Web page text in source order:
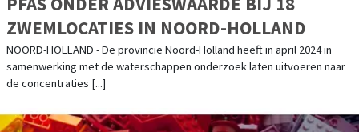
ZWEMLOCATIES IN NOORD-HOLLAND
NOORD-HOLLAND - De provincie Noord-Holland heeft in april 2024 in
samenwerking met de waterschappen onderzoek laten uitvoeren naar
de concentraties [...]